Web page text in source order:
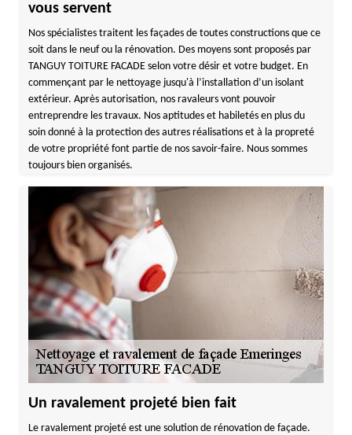
vous servent
Nos spécialistes traitent les façades de toutes constructions que ce
soit dans le neuf ou la rénovation. Des moyens sont proposés par
TANGUY TOITURE FACADE selon votre désir et votre budget. En
commençant par le nettoyage jusqu'à l’installation d’un isolant
extérieur. Après autorisation, nos ravaleurs vont pouvoir
entreprendre les travaux. Nos aptitudes et habiletés en plus du
soin donné à la protection des autres réalisations et à la propreté
de votre propriété font partie de nos savoir-faire. Nous sommes
toujours bien organisés.
Un ravalement projeté bien fait
Le ravalement projeté est une solution de rénovation de façade.